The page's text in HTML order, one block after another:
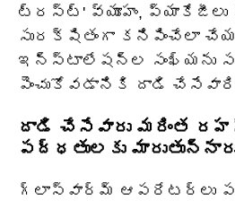
ట్రస్ట్' వ్యూహం,
సురక్షితంగా కనిపించేలా
ఇన్‌స్టాలేషన్‌ల సంఖ్యను
పెంచుకోవడానికి దాడి
దాడి చేసేవారు మరింత
పద్ధతులకు
గ్లాస్‌వార్మ్ ఆపరేటర్లు